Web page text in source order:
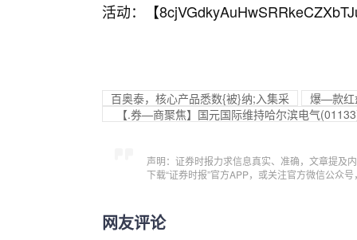
活动：【
百奥泰，核心产品悉数{被}纳;入集采
爆—款红
【.券—商聚焦】国元国际维持哈尔滨电气
声明：证券时报力求信息真实、准确，文章提及
下载“证券时报”官方APP，或关注官方微信公众
网友评论